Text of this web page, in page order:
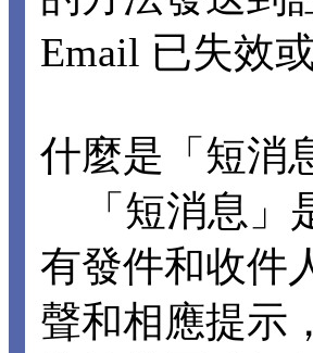
Email 已失效
什麼是「短消
「短消息」
有發件和收件
聲和相應提示